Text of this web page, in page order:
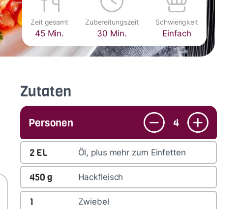
Zeit gesamt
45 Min.
Zubereitungszeit
30 Min.
Schwierigkeit
Einfach
Zutaten
Personen 4
2 EL Öl, plus mehr zum Einfetten
450 g Hackfleisch
1 Zwiebel